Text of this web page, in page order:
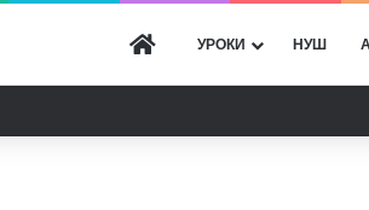
ГОЛОВНА
УРОКИ НУШ